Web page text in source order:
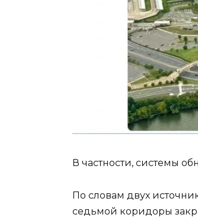
В частности, системы
По словам двух
седьмой коридоры